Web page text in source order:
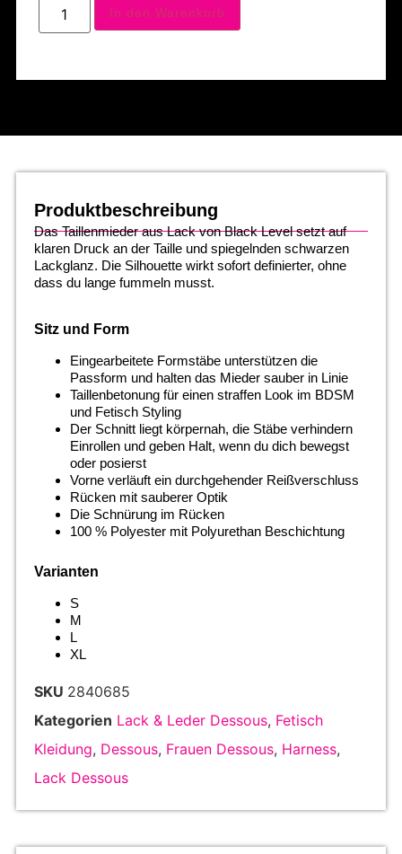
In den Warenkorb
Produktbeschreibung
Das Taillenmieder aus Lack von Black Level setzt auf
klaren Druck an der Taille und spiegelnden schwarzen
Lackglanz. Die Silhouette wirkt sofort definierter, ohne
dass du lange fummeln musst.
Sitz und Form
Eingearbeitete Formstäbe unterstützen die
Passform und halten das Mieder sauber in Linie
Taillenbetonung für einen straffen Look im BDSM
und Fetisch Styling
Der Schnitt liegt körpernah, die Stäbe verhindern
Einrollen und geben Halt, wenn du dich bewegst
oder posierst
Vorne verläuft ein durchgehender Reißverschluss
Rücken mit sauberer Optik
Die Schnürung im Rücken
100 % Polyester mit Polyurethan Beschichtung
Varianten
S
M
L
XL
SKU 2840685
Kategorien Lack & Leder Dessous, Fetisch
Kleidung, Dessous, Frauen Dessous, Harness,
Lack Dessous